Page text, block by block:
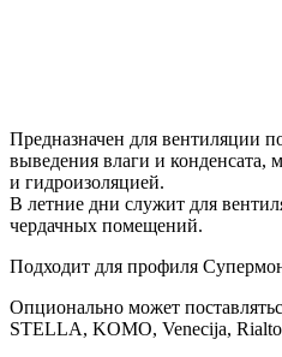
Предназначен для вентиляции
выведения влаги и
и гидроизоляцией.
В летние дни служит для
чердачных помещений.
Подходит для профиля
Опционально может
STELLA, KOMO, Venecija,